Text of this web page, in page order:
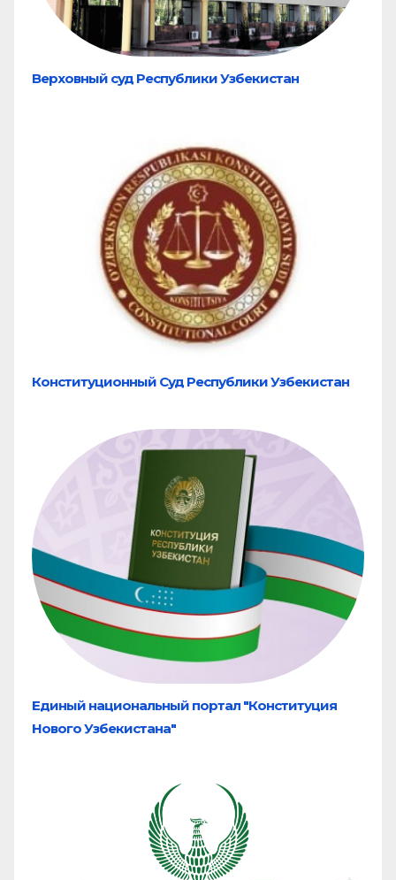
Верховный суд Республики Узбекистан
Конституционный Суд Республики Узбекистан
Единый национальный портал "Конституция
Нового Узбекистана"